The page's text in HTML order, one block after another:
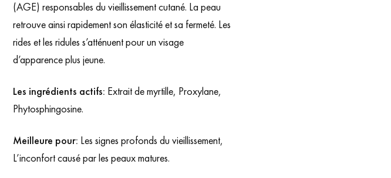
(AGE) responsables du vieillissement cutané. La peau
retrouve ainsi rapidement son élasticité et sa fermeté. Les
rides et les ridules s’atténuent pour un visage
d’apparence plus jeune.
Les ingrédients actifs: Extrait de myrtille, Proxylane,
Phytosphingosine.
Meilleure pour: Les signes profonds du vieillissement,
L’inconfort causé par les peaux matures.